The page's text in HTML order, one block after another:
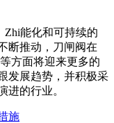
、Zhi能化和可持续的
断推动，刀闸阀在
方面将迎来更多的
发展趋势，并积极采
进的行业。
施